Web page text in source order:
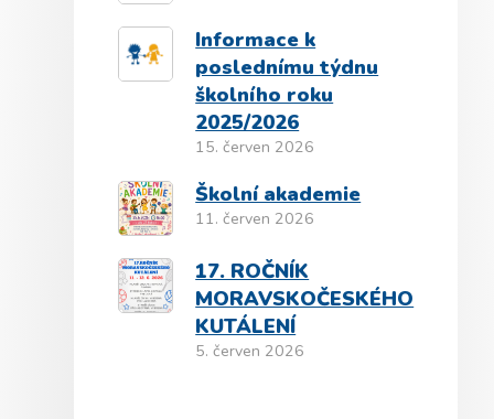
Informace k
poslednímu týdnu
školního roku
2025/2026
15. červen 2026
Školní akademie
11. červen 2026
17. ROČNÍK
MORAVSKOČESKÉHO
KUTÁLENÍ
5. červen 2026